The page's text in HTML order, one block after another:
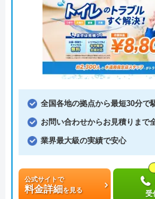
全国各地の拠点から最短30分で
お問い合わせからお見積りまで
業界最大級の実績で安心
公式サイトで
料金詳細を見る 受